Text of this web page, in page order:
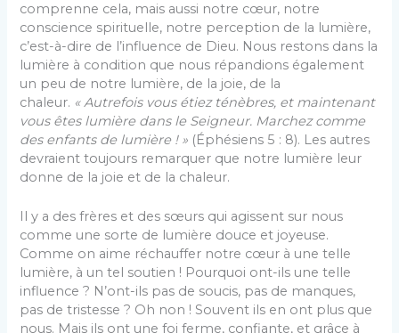
comprenne cela, mais aussi notre cœur, notre
conscience spirituelle, notre perception de la lumière,
c’est-à-dire de l’influence de Dieu. Nous restons dans la
lumière à condition que nous répandions également
un peu de notre lumière, de la joie, de la
chaleur. « Autrefois vous étiez ténèbres, et maintenant
vous êtes lumière dans le Seigneur. Marchez comme
des enfants de lumière ! » (Éphésiens 5 : 8). Les autres
devraient toujours remarquer que notre lumière leur
donne de la joie et de la chaleur.
Il y a des frères et des sœurs qui agissent sur nous
comme une sorte de lumière douce et joyeuse.
Comme on aime réchauffer notre cœur à une telle
lumière, à un tel soutien ! Pourquoi ont-ils une telle
influence ? N’ont-ils pas de soucis, pas de manques,
pas de tristesse ? Oh non ! Souvent ils en ont plus que
nous. Mais ils ont une foi ferme, confiante, et grâce à